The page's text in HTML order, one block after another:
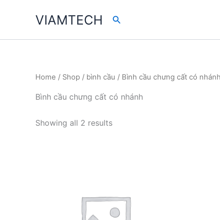
VIAMTECH Search
Home / Shop / bình cầu / Bình cầu chưng cất có
Bình cầu chưng cất có nhánh
Showing all 2 results